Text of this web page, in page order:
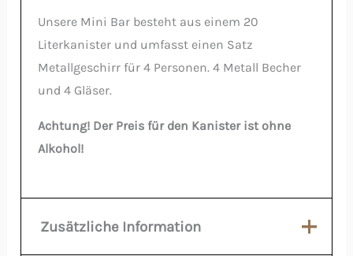
Unsere Mini Bar besteht aus einem 20
Literkanister und umfasst einen Satz
Metallgeschirr für 4 Personen. 4 Metall Becher
und 4 Gläser.
Achtung! Der Preis für den Kanister ist ohne
Alkohol!
Zusätzliche Information